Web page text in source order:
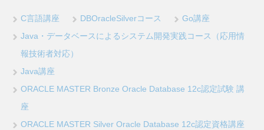
C言語講座 DBOracleSilverコース
Go講座
Java・データベースによるシステム開発実践コース（応用情
報技術者対応）
Java講座
ORACLE MASTER Bronze Oracle Database 12c認定試験 講
座
ORACLE MASTER Silver Oracle Database 12c認定資格講座